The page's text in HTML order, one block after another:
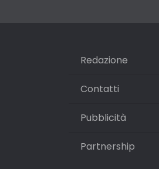
Redazione
Contatti
Pubblicità
Partnership